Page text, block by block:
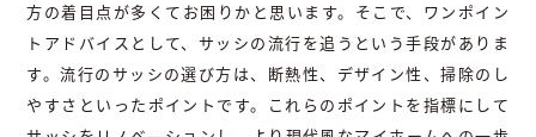
方の着目点が多くてお困りかと思います。そこで、ワンポイン
トアドバイスとして、サッシの流行を追うという手段がありま
す。流行のサッシの選び方は、断熱性、デザイン性、掃除のし
やすさといったポイントです。これらのポイントを指標にして